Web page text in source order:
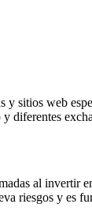
sitios web
diferentes
al invertir
riesgos y es